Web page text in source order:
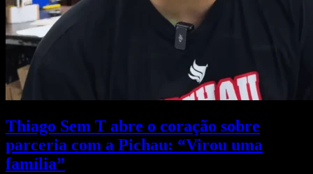
Thiago Sem T abre o coração sobre
parceria com a Pichau: “Virou uma
família”